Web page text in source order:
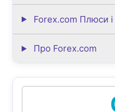
Forex.com Плюси і
Про Forex.com